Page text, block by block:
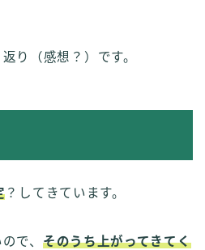
り（感想？）です。
？してきています。
で、 そのうち上がってきてく